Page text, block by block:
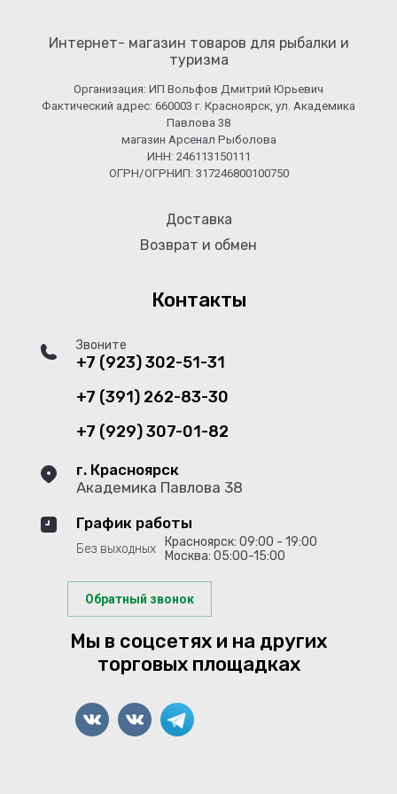
Интернет- магазин товаров для рыбалки и
туризма
Организация: ИП Вольфов Дмитрий Юрьевич
Фактический адрес: 660003 г. Красноярск, ул. Академика
Павлова 38
магазин Арсенал Рыболова
ИНН: 246113150111
ОГРН/ОГРНИП: 317246800100750
Доставка
Возврат и обмен
Контакты
Звоните
+7 (923) 302-51-31
+7 (391) 262-83-30
+7 (929) 307-01-82
г. Красноярск
Академика Павлова 38
График работы
Без выходных
Красноярск: 09:00 - 19:00
Москва: 05:00-15:00
Обратный звонок
Мы в соцсетях и на других
торговых площадках